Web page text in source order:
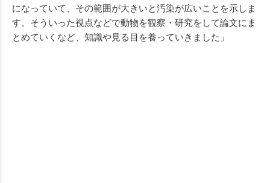
になっていて、その範囲が大きいと汚染が広いことを示しま
す。そういった視点などで動物を観察・研究をして論文にま
とめていくなど、知識や見る目を養っていきました」